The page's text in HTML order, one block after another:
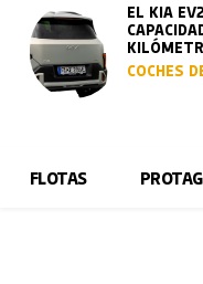
EL KIA
COCHES
FLOTAS